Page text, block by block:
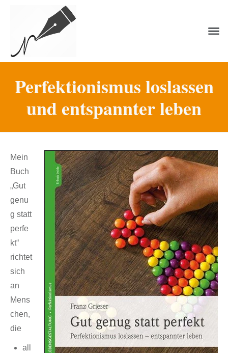
Perfektionismus loslassen
und entspannter leben
Mein
Buch
„Gut
genu
g statt
perfe
kt“
richtet
sich
an
Mens
chen,
die
all